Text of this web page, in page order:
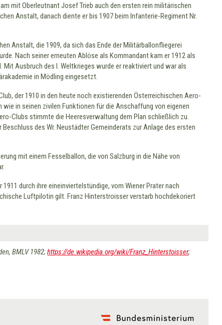
mit Oberleutnant Josef Trieb auch den ersten rein militärischen
Anstalt, danach diente er bis 1907 beim Infanterie-Regiment Nr.
Anstalt, die 1909, da sich das Ende der Militärballonfliegerei
Nach seiner erneuten Ablöse als Kommandant kam er 1912 als
Ausbruch des I. Weltkrieges wurde er reaktiviert und war als
in Mödling eingesetzt.
der 1910 in den heute noch existierenden Österreichischen Aero-
in seinen zivilen Funktionen für die Anschaffung von eigenen
Clubs stimmte die Heeresverwaltung dem Plan schließlich zu.
des Wr. Neustädter Gemeinderats zur Anlage des ersten
mit einem Fesselballon, die von Salzburg in die Nähe von
durch ihre eineinviertelstündige, vom Wiener Prater nach
Luftpilotin gilt. Franz Hinterstroisser verstarb hochdekoriert
BMLV 1982;https://de.wikipedia.org/wiki/Franz_Hinterstoisser;